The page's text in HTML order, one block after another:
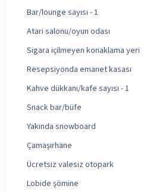
Bar/lounge sayısı - 1
Atari salonu/oyun odası
Sigara içilmeyen konaklama yeri
Resepsiyonda emanet kasası
Kahve dükkanı/kafe sayısı - 1
Snack bar/büfe
Yakında snowboard
Çamaşırhane
Ücretsiz valesiz otopark
Lobide şömine